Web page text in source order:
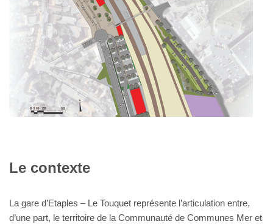
Le contexte
La gare d’Etaples – Le Touquet représente l’articulation entre,
d’une part, le territoire de la Communauté de Communes Mer et